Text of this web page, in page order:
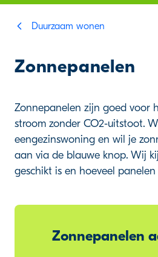
Duurzaam wonen
Zonnepanelen
Zonnepanelen zijn goed voor
stroom zonder CO2-uitstoot.
eengezinswoning en wil je
aan via de blauwe knop. Wij
geschikt is en hoeveel panelen
Zonnepanelen